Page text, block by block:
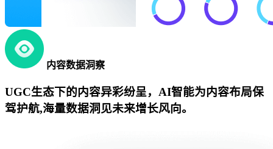
内容数据洞察
UGC生态下的内容异彩纷呈，AI智能为内容布局保
驾护航,海量数据洞见未来增长风向。